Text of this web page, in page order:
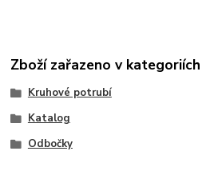
Zboží zařazeno v kategoriích
Kruhové potrubí
Katalog
Odbočky